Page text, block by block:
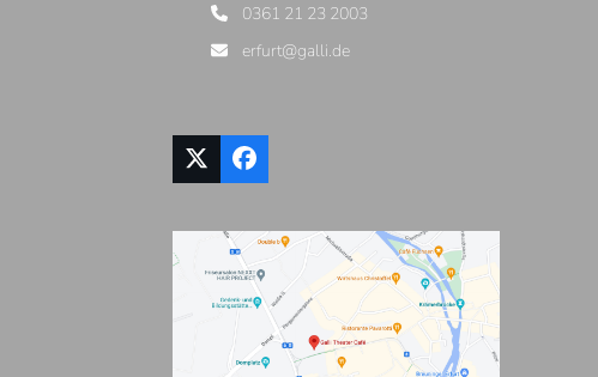
0361 21 23 2003
erfurt@galli.de
Twitter
(deprecated)
Facebook